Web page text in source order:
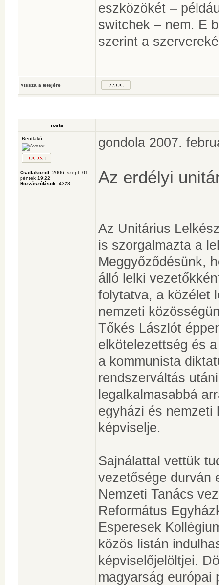
eszközökét –
switchek – nem. E
szerint a
Vissza a tetejére
rosta
Bentlakó
Csatlakozott: 2006. szept. 01.,
péntek 19:22
Hozzászólások: 4328
gondola 2007.
Az erdélyi
Az Unitárius
is szorgalmazta a
Meggyőződésünk,
álló lelki
folytatva, a közélet
nemzeti
Tőkés Lászlót
elkötelezettség és
a kommunista
rendszerváltás
legalkalmasabbá
egyházi és nemzeti
képviselje.
Sajnálattal vettük
vezetősége durván
Nemzeti Tanács
Református
Esperesek
közös listán
képviselőjelöltjei.
magyarság európai